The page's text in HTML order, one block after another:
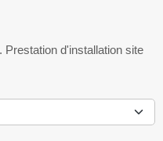
d'installation site